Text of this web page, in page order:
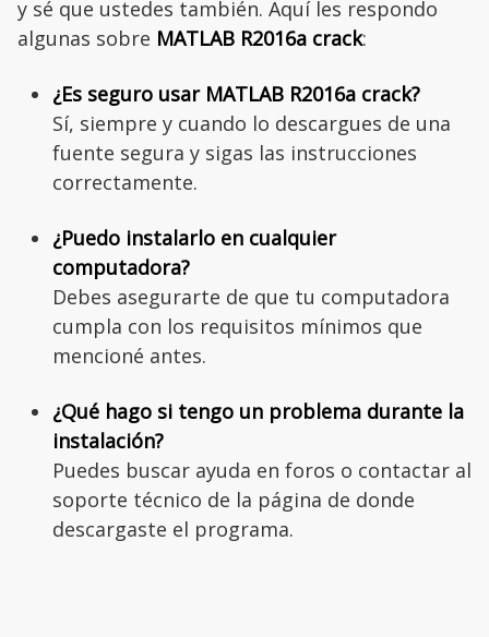
y sé que ustedes también. Aquí les respondo
algunas sobre MATLAB R2016a crack:
¿Es seguro usar MATLAB R2016a crack?
Sí, siempre y cuando lo descargues de una
fuente segura y sigas las instrucciones
correctamente.
¿Puedo instalarlo en cualquier
computadora?
Debes asegurarte de que tu computadora
cumpla con los requisitos mínimos que
mencioné antes.
¿Qué hago si tengo un problema durante la
instalación?
Puedes buscar ayuda en foros o contactar al
soporte técnico de la página de donde
descargaste el programa.